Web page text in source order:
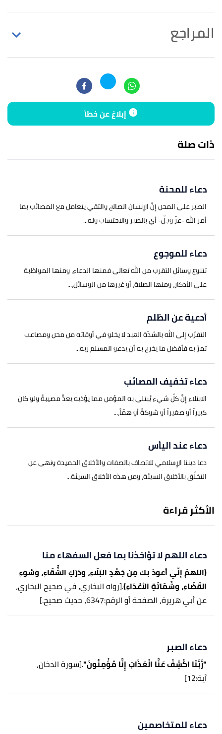
المراجع
الإسلام سؤال وجواب ، اطّلع عليه بتاريخ
محمد عويضة،فصل الخطاب في الزهد والرقائق
والآداب، صفحة 384، جزء 7. بتصرّف.
إبلاغ عن خطأ
ذات صلة
دعاء للمحنة
الصبر على المحن إنَّ الإنسان الصالح والتقي يتعامل مع المصائب بما
أمر الله -عزّ وجلّ- أي بالصبر والاحتساب وله...
دعاء للموجوع
تتنوع وسائل التقرب من الله تعالى فمنها الدعاء، ومنها المواظبة
على الأذكار، ومنها الصلاة، أو غيرها من الوسائل،...
أدعية عن الظلم
التقرّب إلى الله بالشدّة العبد لا يخلو في أوقاته من محن ومصاعب
تمرّ به فأفضل ما يخرج به أن يدعو المسلم ربه...
دعاء تخفيف المصائب
الابتلاء إنَّ كلّ شيء يُبتلى به المؤمن مما يؤذيه يعدُّ مصيبةً ولو كان
كبيراّ أو صغيراّ أو شوكةً أو همّاً،...
دعاء عند اليأس
دعا ديننا الإسلامي للاتصاف بالصفات والأخلاق الحميدة ونهى عن
التخلّق بالأخلاق السيئة، ومن هذه الأخلاق السيئة...
الأكثر قراءة
دعاء اللهم لا تؤاخذنا بما فعل السفهاء منا
(اللهمّ إنّي أعوذ بك مِن جَهْدِ البَلَاءِ، ودَرَكِ الشَّقَاءِ، وسُوءِ
القَضَاءِ، وشَمَاتَةِ الأعْدَاءِ).[رواه البخاري، في صحيح البخاري،
عن أبي هريرة، الصفحة أو الرقم:6347، حديث صحيح.]
دعاء الصبر
"رَّبَّنَا اكْشِفْ عَنَّا الْعَذَابَ إِنَّا مُؤْمِنُونَ".[سورة الدخان،
آية:12]
دعاء للمتخاصمين